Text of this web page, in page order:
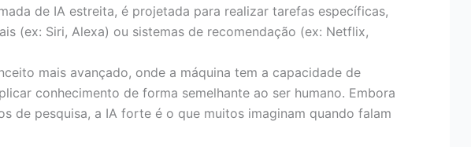
de IA estreita, é projetada para realizar tarefas específicas,
(ex: Siri, Alexa) ou sistemas de recomendação (ex: Netflix,
mais avançado, onde a máquina tem a capacidade de
conhecimento de forma semelhante ao ser humano. Embora
de pesquisa, a IA forte é o que muitos imaginam quando falam